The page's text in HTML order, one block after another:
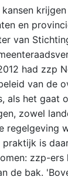
en
van
had zzp
van de
als het gaat
zowel
regelgeving
praktijk is
zzp-ers
de bak.